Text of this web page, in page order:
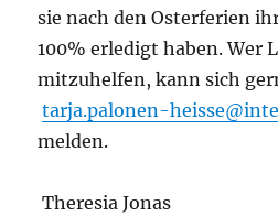
sie nach den Osterferien
100% erledigt haben. Wer
mitzuhelfen, kann sich
tarja.palonen-
melden.
Theresia Jonas